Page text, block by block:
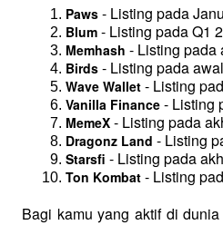
Paws - Listing pada
Blum - Listing pada Q1
Memhash - Listing pada
Birds - Listing pada
Wave Wallet - Listing
Vanilla Finance - Listing
MemeX - Listing pada
Dragonz Land - Listing
Starsfi - Listing pada
Ton Kombat - Listing
Bagi kamu yang aktif di